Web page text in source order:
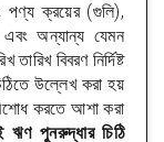
পণ্য ক্রয়ের (গুলি),
এবং অন্যান্য যেমন
বিবরণ নির্দিষ্ট
উল্লেখ করা হয়
করতে আশা করা
ঋণ পুনরুদ্ধার চিঠি